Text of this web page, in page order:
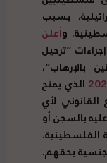
بسبب
. وأعلن
“ترحيل
بالإرهاب“،
الذي يمنح
القانوني لأي
بالسجن أو
الفلسطينية.
بحقهم.